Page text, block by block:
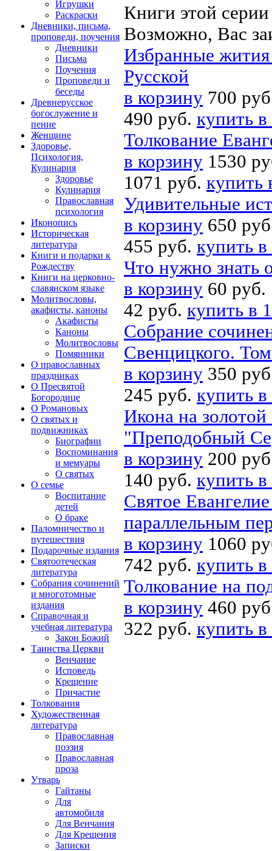
Игрушки
Раскраски
Дневники, письма,
проповеди, поучения
Дневники
Письма
Поучения
Проповеди и
беседы
Древнерусское
богослужение и
пение
Женщине
Здоровье,
Психология,
Кулинария
Здоровье
Кулинария
Православная
психология
Иконопись
Историческая
литература
Книги и подарки к
Рождеству
Книги на церковно-
славянском языке
Молитвословы,
акафисты, каноны
Акафисты
Каноны
Молитвословы
Помянники
О православных
праздниках
О Пресвятой
Богородице
О Романовых
О святых и
подвижниках
Биографии
Воспоминания
и мемуары
О святых
О семье
Воспитание
детей
О браке
Паломничество и
путешествия
Подарочные издания
Святоотеческая
литература
Собрания сочинений
и многотомные
издания
Справочная и
учебная литература
Закон Божий
Таинства Церкви
Венчание
Исповедь
Крещение
Причастие
Толкования
Художественная
литература
Православная
поэзия
Православная
проза
Утварь
Гайтаны
Для
автомобиля
Для Венчания
Для Крещения
Записки
Книги этой серии
Возможно, Вас
Избранные
Русской
в корзину 700
490 руб. купить
Толкование
в корзину 1530
1071 руб. купить
Удивительные
в корзину 650
455 руб. купить
Что нужно знать
в корзину 60 руб.
42 руб. купить в
Собрание
Свенцицкого.
в корзину 350
245 руб. купить
Икона на золотой
"Преподобный
в корзину 200
140 руб. купить
Святое
параллельным
в корзину 1060
742 руб. купить
Толкование на
в корзину 460
322 руб. купить